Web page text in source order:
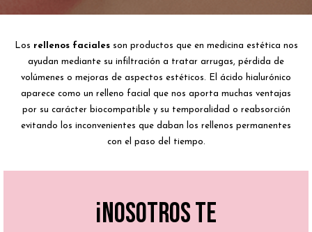
Los rellenos facialesson productos que en medicina estética nos
ayudan mediante su infiltración a tratar arrugas, pérdida de
volúmenes o mejoras de aspectos estéticos. El ácido hialurónico
aparece como un relleno facial que nos aporta muchas ventajas
por su carácter biocompatible y su temporalidad o reabsorción
evitando los inconvenientes que daban los rellenos permanentes
con el paso del tiempo.
¡Nosotros te